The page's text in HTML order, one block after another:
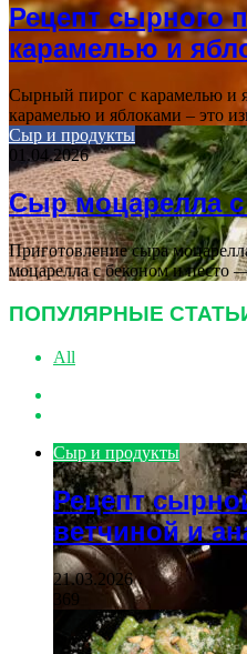
Рецепт сырного
карамелью и
Сырный пирог с карамелью и
карамелью и яблоками – это
Сыр и продукты
01.04.2026
Сыр моцарелла
Приготовление сыра
моцарелла с беконом и песто
ПОПУЛЯРНЫЕ
All
Сыр и продукты
Рецепт
ветчиной и
21.03.2026
369